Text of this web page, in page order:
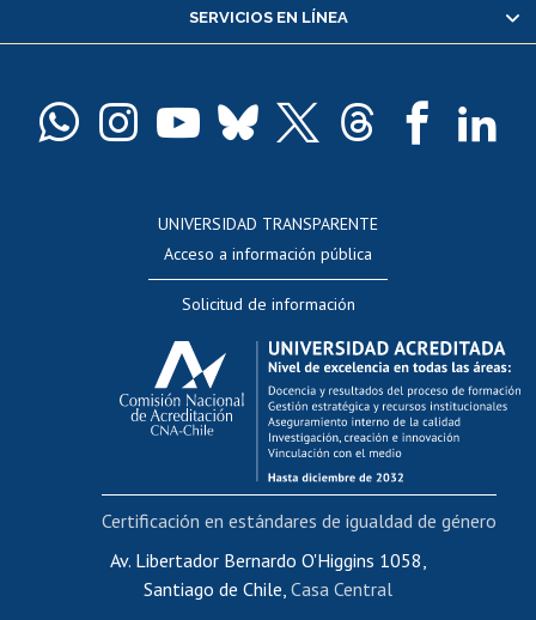
Pago de arancel y crédito alumnos
Docentes
Evaluación docente
Calificación académica
Postulación al AUCAI
Funcionarias/os
Cursos internos de capacitación
Bienestar del personal
Portal de movilidad interna
Certificado de renta
Certificado de renta honorarios
SERVICIOS EN LÍNEA
UNIVERSIDAD TRANSPARENTE
Acceso a información pública
Solicitud de información
Av. Libertador Bernardo O'Higgins 1058,
Santiago de Chile, Casa Central
Certificación en estándares de igualdad de género